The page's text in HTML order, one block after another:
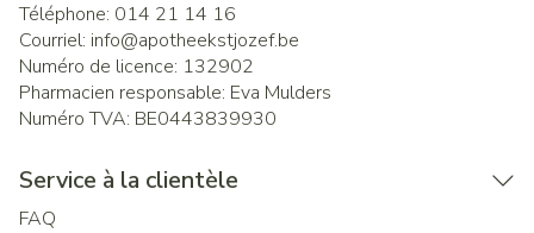
Téléphone: 014 21 14 16
Courriel: info@apotheekstjozef.be
Numéro de licence: 132902
Pharmacien responsable: Eva Mulders
Numéro TVA: BE0443839930
Service à la clientèle
FAQ